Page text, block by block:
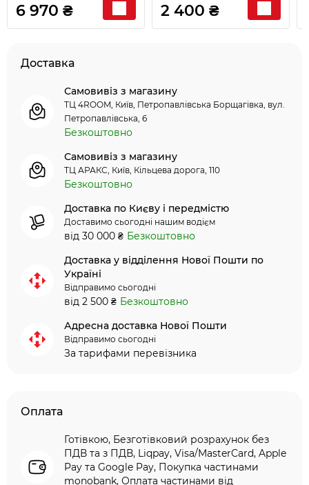
HPC Research
(Чехія, під
український
6 970 ₴
газового грилю
Napoleon Pro 70123
2 400 ₴
Доставка
Самовивіз з магазину
ТЦ 4ROOM, Київ, Петропавлівська Борщагівка, вул.
Петропавлівська, 6
Безкоштовно
Самовивіз з магазину
ТЦ АРАКС, Київ, Кільцева дорога, 110
Безкоштовно
Доставка по Києву і передмістю
Доставимо сьогодні нашим водієм
від 30 000 ₴ Безкоштовно
Доставка у відділення Нової Пошти по
Україні
Відправимо сьогодні
від 2 500 ₴ Безкоштовно
Адресна доставка Нової Пошти
Відправимо сьогодні
За тарифами перевізника
Оплата
Готівкою, Безготівковий розрахунок без
ПДВ та з ПДВ, Liqpay, Visa/MasterCard, Apple
Pay та Google Pay, Покупка частинами
monobank, Оплата частинами від